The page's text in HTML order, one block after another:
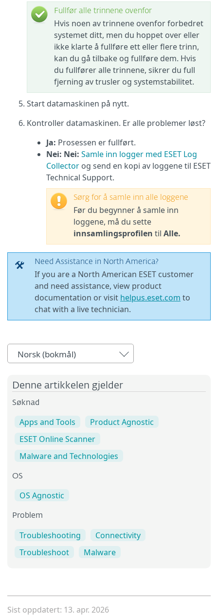
Fullfør alle trinnene ovenfor
Hvis noen av trinnene ovenfor forbedret
systemet ditt, men du hoppet over eller
ikke klarte å fullføre ett eller flere trinn,
kan du gå tilbake og fullføre dem. Hvis
du fullfører alle trinnene, sikrer du full
fjerning av trusler og systemstabilitet.
Start datamaskinen på nytt.
Kontroller datamaskinen. Er alle problemer løst?
Ja: Prosessen er fullført.
Nei: Nei: Samle inn logger med ESET Log
Collector og send en kopi av loggene til ESET
Technical Support.
Sørg for å samle inn alle loggene
Før du begynner å samle inn
loggene, må du sette
innsamlingsprofilen til Alle.
Need Assistance in North America?
If you are a North American ESET customer
and need assistance, view product
documentation or visit helpus.eset.com to
chat with a live technician.
Norsk (bokmål)
Denne artikkelen gjelder
Søknad
Apps and Tools
Product Agnostic
ESET Online Scanner
Malware and Technologies
OS
OS Agnostic
Problem
Troubleshooting
Connectivity
Troubleshoot
Malware
Sist oppdatert: 13. apr. 2026